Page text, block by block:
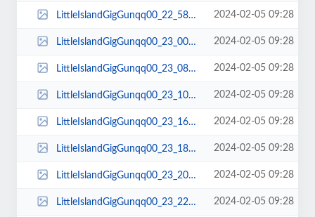
LittleIslandGigGunqq00_22_58qq00167.jpg 2024-02-05 09:28
LittleIslandGigGunqq00_23_00qq00168.jpg 2024-02-05 09:28
LittleIslandGigGunqq00_23_08qq00169.jpg 2024-02-05 09:28
LittleIslandGigGunqq00_23_10qq00170.jpg 2024-02-05 09:28
LittleIslandGigGunqq00_23_16qq00171.jpg 2024-02-05 09:28
LittleIslandGigGunqq00_23_18qq00172.jpg 2024-02-05 09:28
LittleIslandGigGunqq00_23_20qq00173.jpg 2024-02-05 09:28
LittleIslandGigGunqq00_23_22qq00174.jpg 2024-02-05 09:28